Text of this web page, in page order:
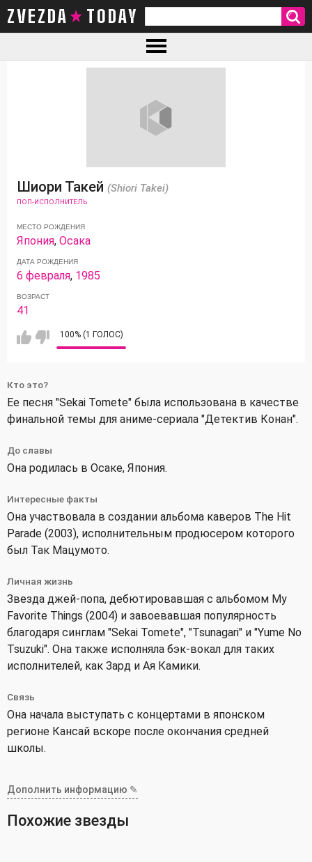
ZVEZDA TODAY
Шиори Такей (Shiori Takei)
ПОП-ИСПОЛНИТЕЛЬ
МЕСТО РОЖДЕНИЯ
Япония,Осака
ДАТА РОЖДЕНИЯ
6 февраля, 1985
ВОЗРАСТ
41
100% (1 ГОЛОС)
Кто это?
Ее песня "Sekai Tomete" была использована в качестве
финальной темы для аниме-сериала "Детектив Конан".
До славы
Она родилась в Осаке, Япония.
Интересные факты
Она участвовала в создании альбома каверов The Hit
Parade (2003), исполнительным продюсером которого
был Так Мацумото.
Личная жизнь
Звезда джей-попа, дебютировавшая с альбомом My
Favorite Things (2004) и завоевавшая популярность
благодаря синглам "Sekai Tomete", "Tsunagari" и "Yume No
Tsuzuki". Она также исполняла бэк-вокал для таких
исполнителей, как Зард и Ая Камики.
Связь
Она начала выступать с концертами в японском
регионе Кансай вскоре после окончания средней
школы.
Дополнить информацию ✎
Похожие звезды